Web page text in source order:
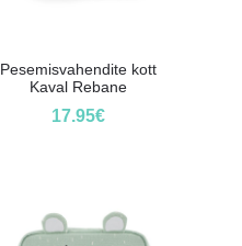
Pesemisvahendite kott
Kaval Rebane
17.95€